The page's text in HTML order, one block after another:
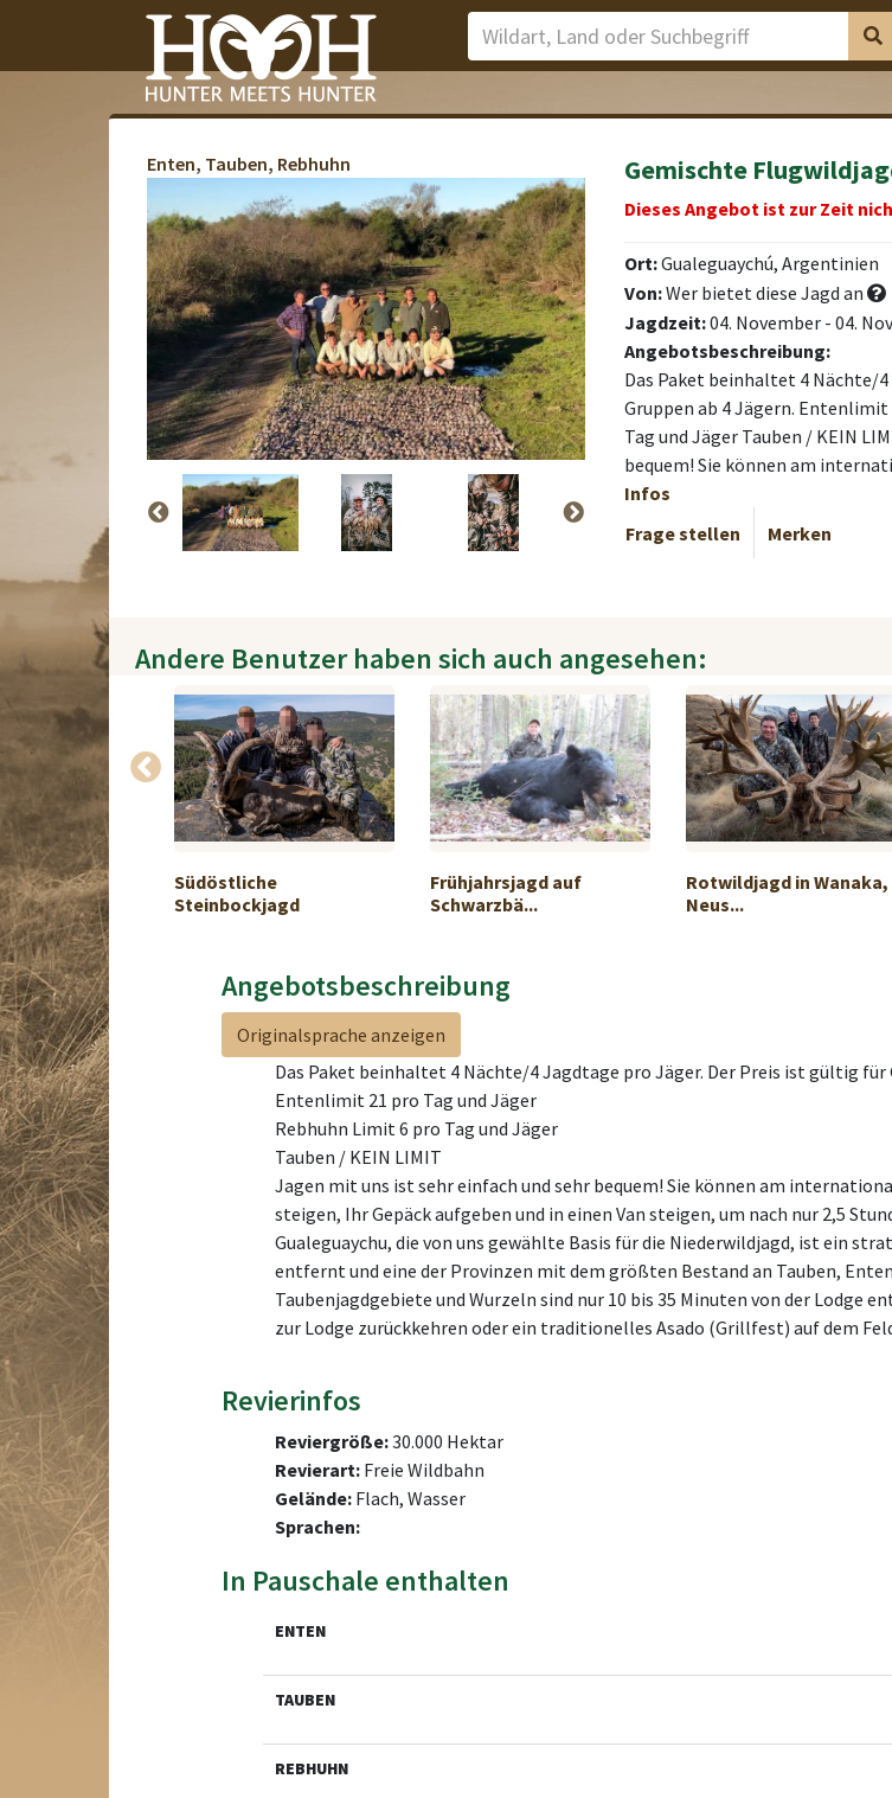
Enten, Tauben, Rebhuhn Gemischte
Dieses Angebot ist zur Zeit
Ort:Gualeguaychú, Argentinien
Von:Wer bietet diese Jagd an
Jagdzeit:04. November - 04.
Angebotsbeschreibung:
Das Paket beinhaltet 4 Nächte/
Gruppen ab 4 Jägern.
Tag und Jäger Tauben / KEIN
bequem! Sie können am
Infos
Frage stellen
Merken
Andere Benutzer haben sich auch angesehen:
Bisonjagd in
Südöstliche
Steinbockjagd
Frühjahrsjagd auf
Schwarzbä...
Rotwildjagd in Wanaka,
Neus...
Angebotsbeschreibung
Originalsprache anzeigen
Das Paket beinhaltet 4 Nächte/4 Jagdtage pro Jäger. Der Preis ist gültig für
Entenlimit 21 pro Tag und Jäger
Rebhuhn Limit 6 pro Tag und Jäger
Tauben / KEIN LIMIT
Jagen mit uns ist sehr einfach und sehr bequem! Sie können am
steigen, Ihr Gepäck aufgeben und in einen Van steigen, um nach nur 2,5
Gualeguaychu, die von uns gewählte Basis für die Niederwildjagd, ist ein
entfernt und eine der Provinzen mit dem größten Bestand an Tauben,
Taubenjagdgebiete und Wurzeln sind nur 10 bis 35 Minuten von der Lodge
zur Lodge zurückkehren oder ein traditionelles Asado (Grillfest) auf dem
Revierinfos
Reviergröße:30.000 Hektar
Revierart: Freie Wildbahn
Gelände: Flach, Wasser
Sprachen:
In Pauschale enthalten
ENTEN
TAUBEN
REBHUHN